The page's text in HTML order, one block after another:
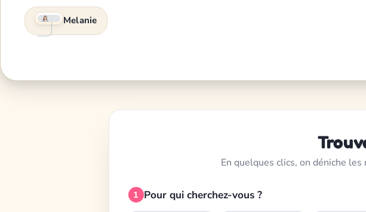
Melanie
En quelques clics, on déniche
1 Pour qui cherchez-vous ?